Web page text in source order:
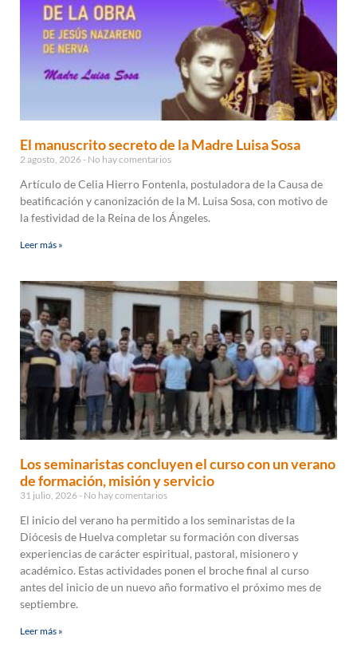
El manuscrito secreto de la Madre Luisa Sosa
2 agosto, 2026 No hay comentarios
Artículo de Celia Hierro Fontenla, postuladora de la Causa de
beatificación y canonización de la M. Luisa Sosa, con motivo de
la festividad de la Reina de los Ángeles.
Leer más »
Los seminaristas concluyen el curso con un verano
de formación, misión y servicio
31 julio, 2026 No hay comentarios
El inicio del verano ha permitido a los seminaristas de la
Diócesis de Huelva completar su formación con diversas
experiencias de carácter espiritual, pastoral, misionero y
académico. Estas actividades ponen el broche final al curso
antes del inicio de un nuevo año formativo el próximo mes de
septiembre.
Leer más »